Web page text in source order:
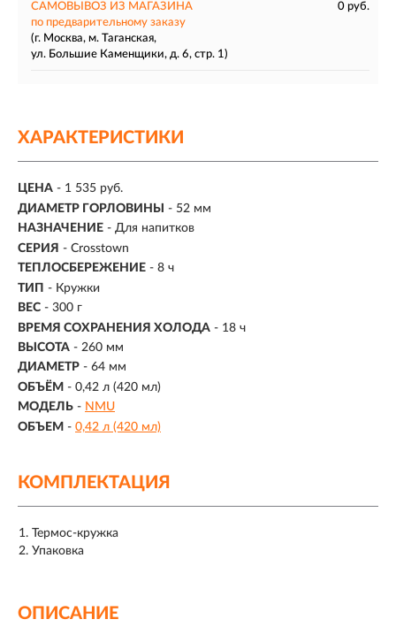
САМОВЫВОЗ ИЗ МАГАЗИНА
0 руб.
по предварительному заказу
(г. Москва, м. Таганская,
ул. Большие Каменщики, д. 6, стр. 1)
ХАРАКТЕРИСТИКИ
ЦЕНА - 1 535 руб.
ДИАМЕТР ГОРЛОВИНЫ
- 52 мм
НАЗНАЧЕНИЕ - Для напитков
СЕРИЯ - Crosstown
ТЕПЛОСБЕРЕЖЕНИЕ - 8 ч
ТИП - Кружки
ВЕС - 300 г
ВРЕМЯ СОХРАНЕНИЯ ХОЛОДА - 18 ч
ВЫСОТА - 260 мм
ДИАМЕТР - 64 мм
ОБЪЁМ - 0,42 л (420 мл)
МОДЕЛЬ - NMU
ОБЪЕМ - 0,42 л (420 мл)
КОМПЛЕКТАЦИЯ
Термос-кружка
Упаковка
ОПИСАНИЕ